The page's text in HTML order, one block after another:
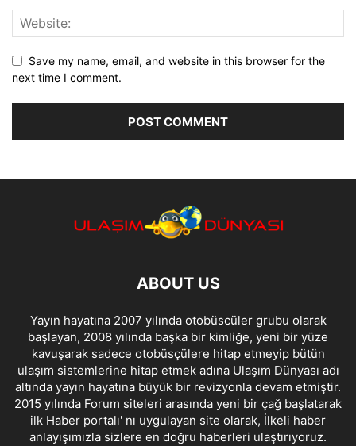
Save my name, email, and website in this browser for the
next time I comment.
ABOUT US
Yayın hayatına 2007 yılında otobüscüler grubu olarak
başlayan, 2008 yılında başka bir kimliğe, yeni bir yüze
kavuşarak sadece otobüsçülere hitap etmeyip bütün
ulaşım sistemlerine hitap etmek adına Ulaşım Dünyası adı
altında yayın hayatına büyük bir revizyonla devam etmiştir.
2015 yılında Forum siteleri arasında yeni bir çağ başlatarak
ilk Haber portalı' nı uygulayan site olarak, İlkeli haber
anlayışımızla sizlere en doğru haberleri ulaştırıyoruz.